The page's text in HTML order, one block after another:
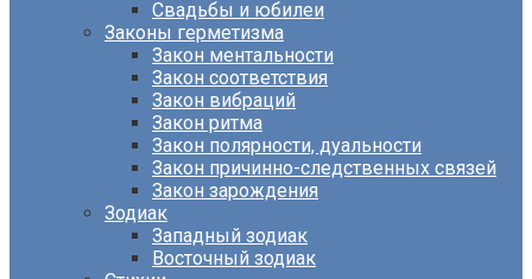
Свадьбы и юбилеи
Законы герметизма
Закон ментальности
Закон соответствия
Закон вибраций
Закон ритма
Закон полярности, дуальности
Закон причинно-следственных связей
Закон зарождения
Зодиак
Западный зодиак
Восточный зодиак